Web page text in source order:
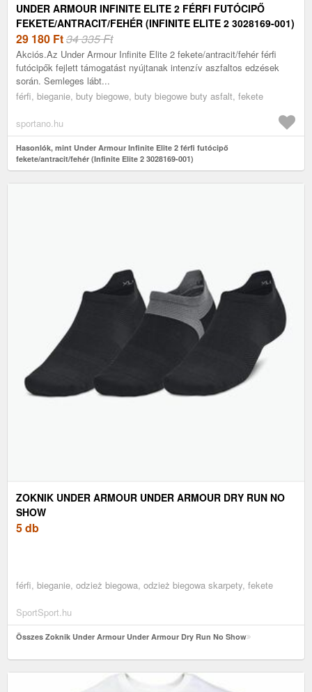
UNDER ARMOUR INFINITE ELITE 2 FÉRFI FUTÓCIPŐ
FEKETE/ANTRACIT/FEHÉR (INFINITE ELITE 2 3028169-001)
29 180 Ft34 335 Ft
Akciós.Az Under Armour Infinite Elite 2 fekete/antracit/fehér férfi
futócipők fejlett támogatást nyújtanak intenzív aszfaltos edzések
során. Semleges lábt...
férfi, bieganie, buty biegowe, buty biegowe buty asfalt, fekete
sportano.hu
Hasonlók, mint Under Armour Infinite Elite 2 férfi futócipő
fekete/antracit/fehér (Infinite Elite 2 3028169-001)
ZOKNIK UNDER ARMOUR UNDER ARMOUR DRY RUN NO
SHOW
5 db
férfi, bieganie, odzież biegowa, odzież biegowa skarpety, fekete
SportSport.hu
Összes Zoknik Under Armour Under Armour Dry Run No Show